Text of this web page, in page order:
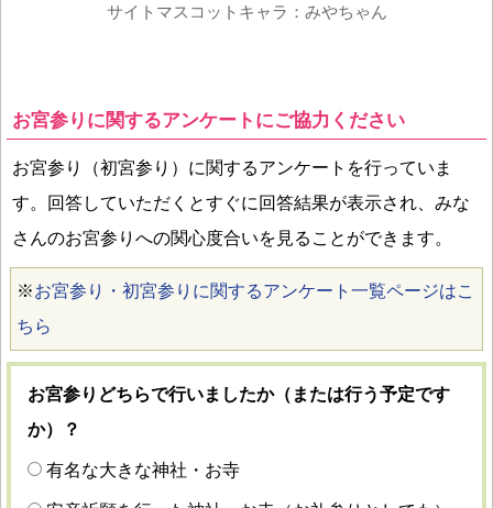
サイトマスコットキャラ：みやちゃん
お宮参りに関するアンケートにご協力ください
お宮参り（初宮参り）に関するアンケートを行っていま
す。回答していただくとすぐに回答結果が表示され、みな
さんのお宮参りへの関心度合いを見ることができます。
※お宮参り・初宮参りに関するアンケート一覧ページはこ
ちら
お宮参りどちらで行いましたか（または行う予定です
か）？
有名な大きな神社・お寺